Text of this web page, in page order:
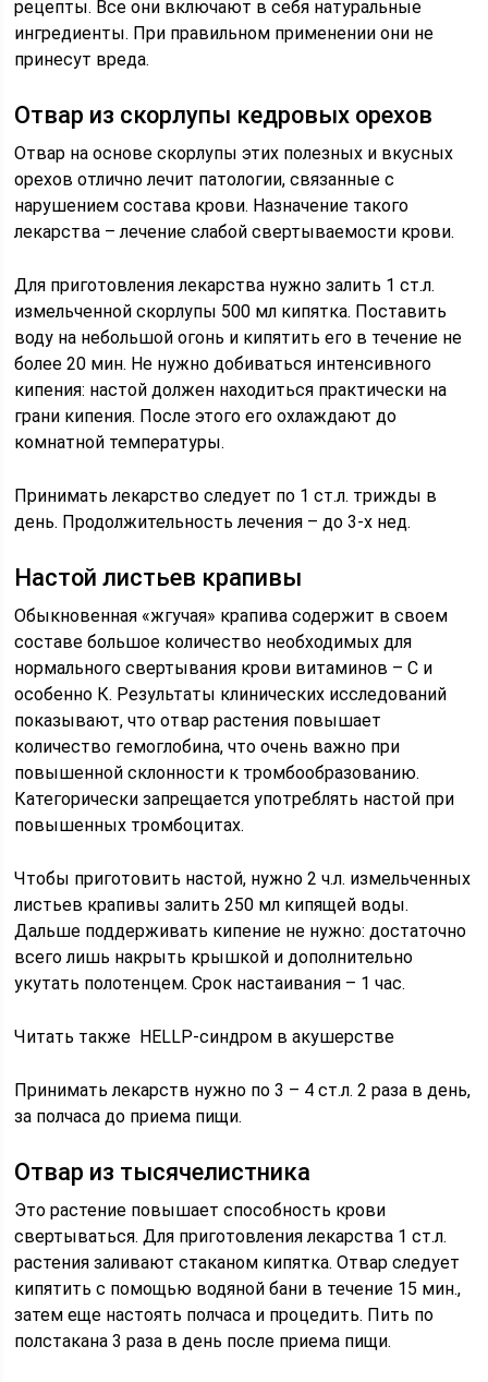
рецепты. Все они включают в себя натуральные
ингредиенты. При правильном применении они не
принесут вреда.
Отвар из скорлупы кедровых орехов
Отвар на основе скорлупы этих полезных и вкусных
орехов отлично лечит патологии, связанные с
нарушением состава крови. Назначение такого
лекарства – лечение слабой свертываемости крови.
Для приготовления лекарства нужно залить 1 ст.л.
измельченной скорлупы 500 мл кипятка. Поставить
воду на небольшой огонь и кипятить его в течение не
более 20 мин. Не нужно добиваться интенсивного
кипения: настой должен находиться практически на
грани кипения. После этого его охлаждают до
комнатной температуры.
Принимать лекарство следует по 1 ст.л. трижды в
день. Продолжительность лечения – до 3-х нед.
Настой листьев крапивы
Обыкновенная «жгучая» крапива содержит в своем
составе большое количество необходимых для
нормального свертывания крови витаминов – С и
особенно К. Результаты клинических исследований
показывают, что отвар растения повышает
количество гемоглобина, что очень важно при
повышенной склонности к тромбообразованию.
Категорически запрещается употреблять настой при
повышенных тромбоцитах.
Чтобы приготовить настой, нужно 2 ч.л. измельченных
листьев крапивы залить 250 мл кипящей воды.
Дальше поддерживать кипение не нужно: достаточно
всего лишь накрыть крышкой и дополнительно
укутать полотенцем. Срок настаивания – 1 час.
Читать также HELLP-синдром в акушерстве
Принимать лекарств нужно по 3 – 4 ст.л. 2 раза в день,
за полчаса до приема пищи.
Отвар из тысячелистника
Это растение повышает способность крови
свертываться. Для приготовления лекарства 1 ст.л.
растения заливают стаканом кипятка. Отвар следует
кипятить с помощью водяной бани в течение 15 мин.,
затем еще настоять полчаса и процедить. Пить по
полстакана 3 раза в день после приема пищи.